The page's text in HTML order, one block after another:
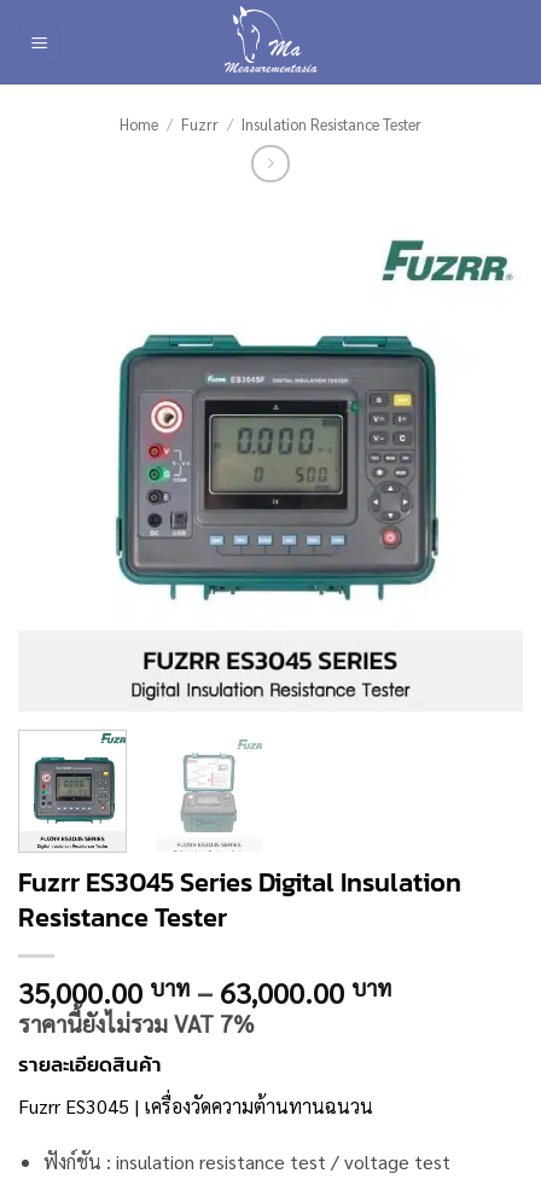
Home / Fuzrr / Insulation Resistance Tester
Fuzrr ES3045 Series Digital Insulation
Resistance Tester
35,000.00 บาท – 63,000.00 บาทPrice
ราคานี้ยังไม่รวม VAT 7%
รายละเอียดสินค้า
Fuzrr ES3045 | เครื่องวัดความต้านทานฉนวน
ฟังก์ชัน : insulation resistance test / voltage test